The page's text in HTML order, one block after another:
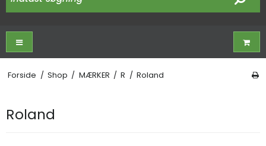
Forside / Shop / MÆRKER / R / Roland
Roland